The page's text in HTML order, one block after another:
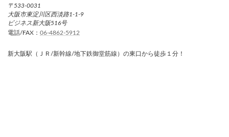
〒533-0031
大阪市東淀川区西淡路1-1-9
ビジネス新大阪516号
電話/FAX： 06-4862-5912
新大阪駅（ＪＲ/新幹線/地下鉄御堂筋線）の東口から徒歩１分！